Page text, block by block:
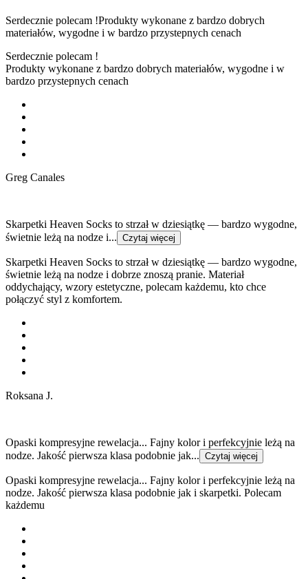
Serdecznie polecam !Produkty wykonane z bardzo dobrych
materiałów, wygodne i w bardzo przystepnych cenach
Serdecznie polecam !
Produkty wykonane z bardzo dobrych materiałów, wygodne i w
bardzo przystepnych cenach
Greg Canales
Skarpetki Heaven Socks to strzał w dziesiątkę — bardzo wygodne,
świetnie leżą na nodze i... Czytaj więcej
Skarpetki Heaven Socks to strzał w dziesiątkę — bardzo wygodne,
świetnie leżą na nodze i dobrze znoszą pranie. Materiał
oddychający, wzory estetyczne, polecam każdemu, kto chce
połączyć styl z komfortem.
Roksana J.
Opaski kompresyjne rewelacja... Fajny kolor i perfekcyjnie leżą na
nodze. Jakość pierwsza klasa podobnie jak... Czytaj więcej
Opaski kompresyjne rewelacja... Fajny kolor i perfekcyjnie leżą na
nodze. Jakość pierwsza klasa podobnie jak i skarpetki. Polecam
każdemu